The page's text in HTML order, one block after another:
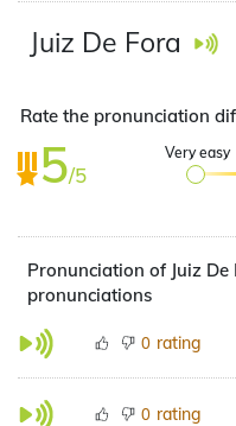
Juiz De Fora
Rate the pronunciation
5/5
Very easy
Pronunciation of Juiz
pronunciations
0 rating
0 rating